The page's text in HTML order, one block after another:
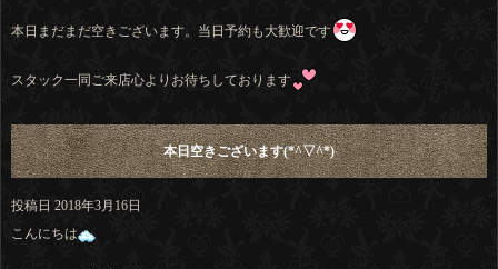
本日まだまだ空きございます。当日予約も大歓迎です
スタック一同ご来店心よりお待ちしております
本日空きございます(*^▽^*)
投稿日 2018年3月16日
こんにちは